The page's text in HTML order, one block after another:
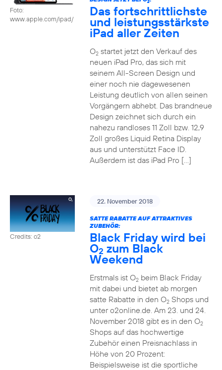
Foto:
www.apple.com/ipad/
2
Das fortschrittlichste
und leistungsstärkste
iPad aller Zeiten
O2startet jetzt den Verkauf des
neuen iPad Pro, das sich mit
seinem All-Screen Design und
einer noch nie dagewesenen
Leistung deutlich von allen seinen
Vorgängern abhebt. Das brandneue
Design zeichnet sich durch ein
nahezu randloses 11 Zoll bzw. 12,9
Zoll großes Liquid Retina Display
aus und unterstützt Face ID.
Außerdem ist das iPad Pro […]
Credits: o2
22. November 2018
SATTE RABATTE AUF ATTRAKTIVES
ZUBEHÖR:
Black Friday wird bei
O2 zum Black
Weekend
Erstmals ist O2beim Black Friday
mit dabei und bietet ab morgen
satte Rabatte in den O2Shops und
unter o2online.de. Am 23. und 24.
November 2018 gibt es in den O2
Shops auf das hochwertige
Zubehör einen Preisnachlass in
Höhe von 20 Prozent:
Beispielsweise ist die sportliche